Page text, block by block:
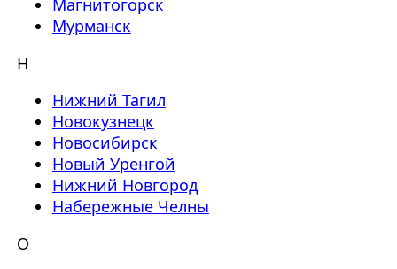
Магнитогорск
Мурманск
Н
Нижний Тагил
Новокузнецк
Новосибирск
Новый Уренгой
Нижний Новгород
Набережные Челны
О